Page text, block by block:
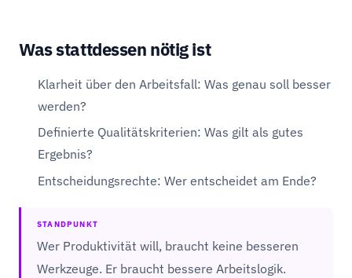
Was stattdessen nötig ist
Klarheit über den Arbeitsfall: Was genau soll besser
werden?
Definierte Qualitätskriterien: Was gilt als gutes
Ergebnis?
Entscheidungsrechte: Wer entscheidet am Ende?
STANDPUNKT
Wer Produktivität will, braucht keine besseren
Werkzeuge. Er braucht bessere Arbeitslogik.